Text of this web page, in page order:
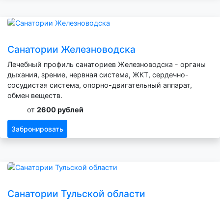
Санатории Железноводска
Лечебный профиль санаториев Железноводска - органы
дыхания, зрение, нервная система, ЖКТ, сердечно-
сосудистая система, опорно-двигательный аппарат,
обмен веществ.
от 2600 рублей
Забронировать
Санатории Тульской области